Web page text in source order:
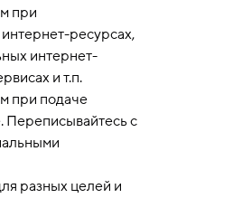
при
ресурсах,
интернет-
и т.п.
при подаче
Переписывайтесь с
разных целей и